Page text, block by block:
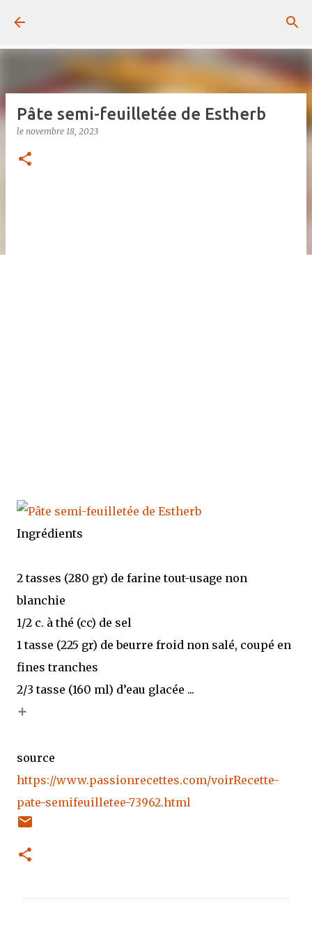
Pâte semi-feuilletée de Estherb
le novembre 18, 2023
Ingrédients
2 tasses (280 gr) de farine tout-usage non
blanchie
1/2 c. à thé (cc) de sel
1 tasse (225 gr) de beurre froid non salé, coupé en
fines tranches
2/3 tasse (160 ml) d’eau glacée ...
+
source
https://www.passionrecettes.com/voirRecette-
pate-semifeuilletee-73962.html